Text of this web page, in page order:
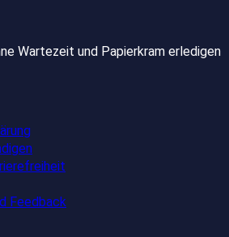
Wartezeit und Papierkram erledigen
Feedback